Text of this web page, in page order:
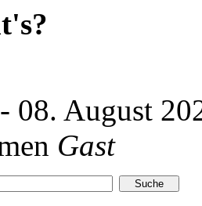
08. August
Gast